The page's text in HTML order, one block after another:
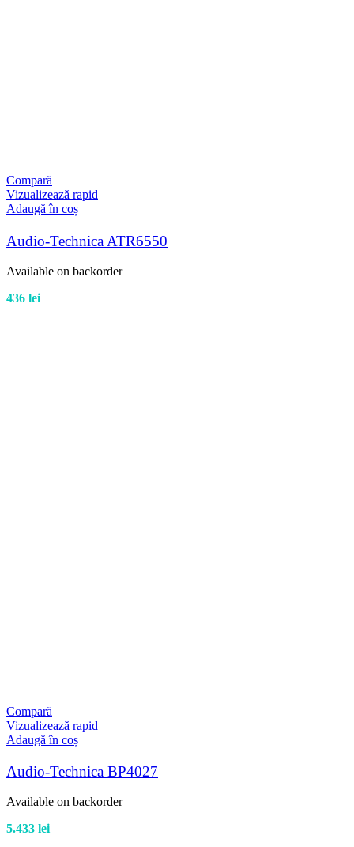
Compară
Vizualizează rapid
Adaugă în coș
Audio-Technica ATR6550
Available on backorder
436 lei
Compară
Vizualizează rapid
Adaugă în coș
Audio-Technica BP4027
Available on backorder
5.433 lei